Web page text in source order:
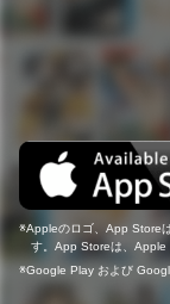
Appleのロゴ、App Store
す。App Storeは、Apple
Google Play および